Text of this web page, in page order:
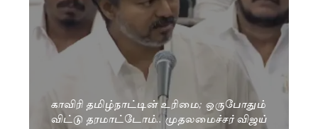
காவிரி தமிழ்நாட்டின் உரிமை; ஒருபோதும்
விட்டு தரமாட்டோம்.. முதலமைச்சர் விஜய்